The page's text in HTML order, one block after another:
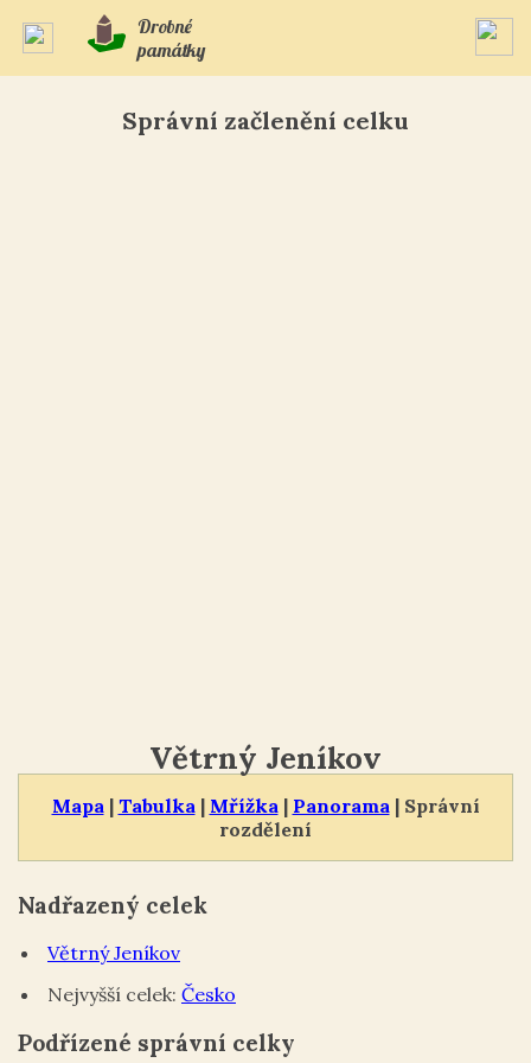
Drobné
památky
Správní začlenění celku
Mapa | Tabulka | Mřížka | Panorama | Správní
rozdělení
Větrný Jeníkov
Nadřazený celek
Větrný Jeníkov
Nejvyšší celek: Česko
Podřízené správní celky